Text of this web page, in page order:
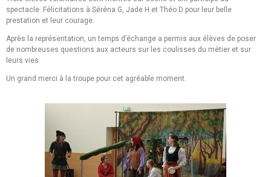
spectacle. Félicitations à Séréna G, Jade H et Théo D pour leur belle
prestation et leur courage.
Après la représentation, un temps d’échange a permis aux élèves de poser
de nombreuses questions aux acteurs sur les coulisses du métier et sur
leurs vies.
Un grand merci à la troupe pour cet agréable moment.